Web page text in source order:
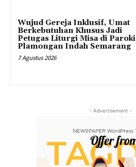
Wujud Gereja Inklusif, Umat
Berkebutuhan Khusus Jadi
Petugas Liturgi Misa di Paroki
Plamongan Indah Semarang
7 Agustus 2026
- Advertisement -